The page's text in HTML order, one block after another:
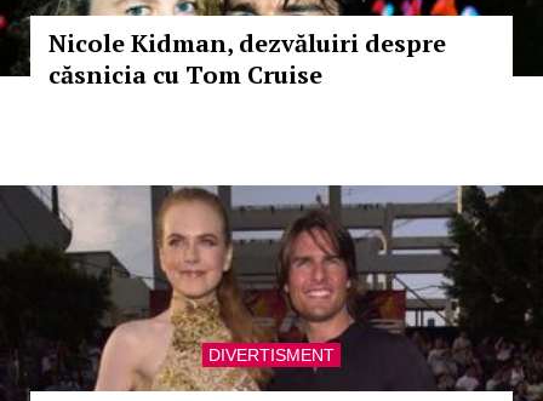
Nicole Kidman, dezvăluiri despre
căsnicia cu Tom Cruise
DIVERTISMENT